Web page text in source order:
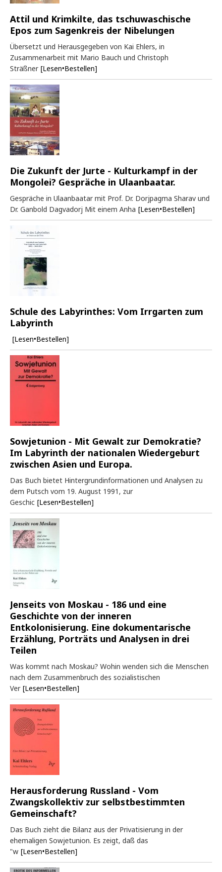
Attil und Krimkilte, das tschuwaschische
Epos zum Sagenkreis der Nibelungen
Übersetzt und Herausgegeben von Kai Ehlers, in
Zusammenarbeit mit Mario Bauch und Christoph
Sträßner [Lesen•Bestellen]
Die Zukunft der Jurte - Kulturkampf in der
Mongolei? Gespräche in Ulaanbaatar.
Gespräche in Ulaanbaatar mit Prof. Dr. Dorjpagma Sharav und
Dr. Ganbold Dagvadorj Mit einem Anha [Lesen•Bestellen]
Schule des Labyrinthes: Vom Irrgarten zum
Labyrinth
[Lesen•Bestellen]
Sowjetunion - Mit Gewalt zur Demokratie?
Im Labyrinth der nationalen Wiedergeburt
zwischen Asien und Europa.
Das Buch bietet Hintergrundinformationen und Analysen zu
dem Putsch vom 19. August 1991, zur
Geschic [Lesen•Bestellen]
Jenseits von Moskau - 186 und eine
Geschichte von der inneren
Entkolonisierung. Eine dokumentarische
Erzählung, Porträts und Analysen in drei
Teilen
Was kommt nach Moskau? Wohin wenden sich die Menschen
nach dem Zusammenbruch des sozialistischen
Ver [Lesen•Bestellen]
Herausforderung Russland - Vom
Zwangskollektiv zur selbstbestimmten
Gemeinschaft?
Das Buch zieht die Bilanz aus der Privatisierung in der
ehemaligen Sowjetunion. Es zeigt, daß das
"w [Lesen•Bestellen]